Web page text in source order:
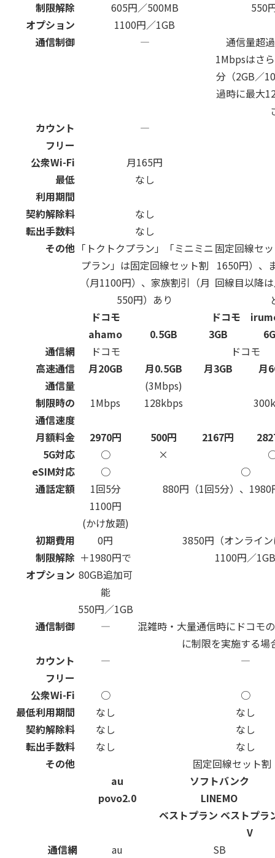
制限解除
オプション
605円／500MB
1100円／1GB
550
通信制御 ―
通信量超
1Mbpsはさ
分（2GB／
過時に最大
カウント
フリー
―
公衆Wi-Fi
月165円
最低
利用期間
なし
契約解除料 なし
転出手数料
なし
その他 「トクトクプラン」「ミニミニ
プラン」は固定回線セット割
（月1100円）、家族割引（月
550円）あり
固定回線セ
1650円）、
回線目以降
ドコモ
ahamo
ドコモ
0.5GB
3GB
通信網
ドコモ
ドコモ
高速通信
通信量
月20GB
月0.5GB
(3Mbps)
月3GB 月
制限時の
通信速度
1Mbps 128kbps
月額料金 2970円 500円 2167円
5G対応
○ ×
eSIM対応
○
○
通話定額
1回5分
1100円
(かけ放題)
880円（1回5分）、
初期費用 0円
3850円（オンライ
制限解除
オプション
＋1980円で
80GB追加可
能
550円／1GB
1100円／
通信制御 ―
混雑時・大量通信時にドコモ
に制限を実施する場
カウント
フリー
― ―
公衆Wi-Fi ○
○
最低利用期間
なし
なし
契約解除料
なし
なし
転出手数料
なし
なし
その他
固定回線セット
au
povo2.0
ソフトバンク
LINEMO
ベストプラン ベストプラ
V
通信網
au
SB